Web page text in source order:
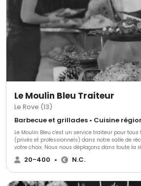
Le Moulin Bleu Traiteur
Le Rove (13)
Le Moulin Bleu c'est un service traiteur pour
(privés et professionnels) dans notre salle de
votre choix. Nous nous déplaçons dans toute la
proposons une prestation de qualité et entièrement personnalisée. Le
Moulin Bleu traiteur c'est une équipe de
20-400 • N.C.